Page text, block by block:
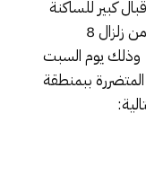
كبير للساكنة
على حملة التضامن مع المناطق المتضررة من زلزال 8
وذلك يوم السبت
ببمنطقة